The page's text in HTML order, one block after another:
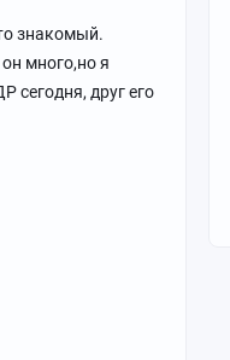
знакомый.
много,но я
сегодня, друг его